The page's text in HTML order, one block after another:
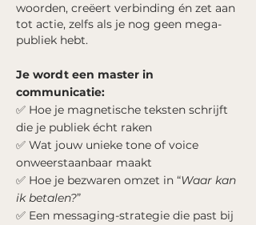
woorden, creëert verbinding én zet aan
tot actie, zelfs als je nog geen mega-
publiek hebt.
Je wordt een master in
communicatie:
✅ Hoe je magnetische teksten schrijft
die je publiek écht raken
✅ Wat jouw unieke tone of voice
onweerstaanbaar maakt
✅ Hoe je bezwaren omzet in “Waar kan
ik betalen?”
✅ Een messaging-strategie die past bij